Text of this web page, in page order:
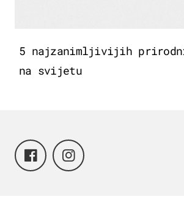
5 najzanimljivijih
na svijetu